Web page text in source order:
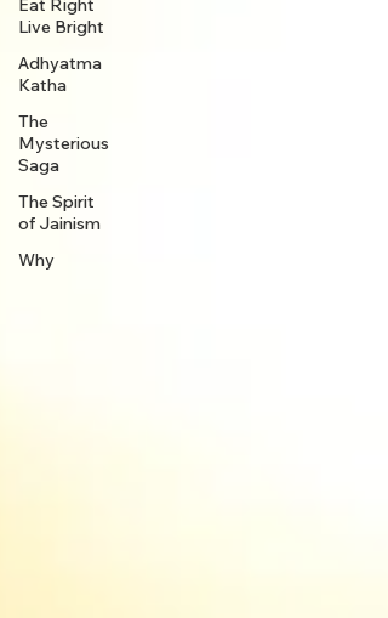
Eat Right
Live Bright
Adhyatma
Katha
The
Mysterious
Saga
The Spirit
of Jainism
Why